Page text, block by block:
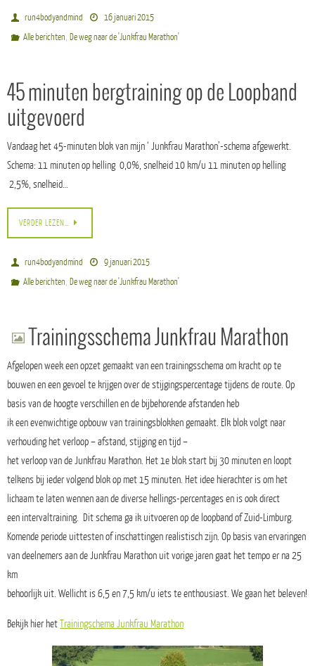
run4bodyandmind
16 januari 2015
Alle berichten,De weg naar de 'Junkfrau Marathon'
45 minuten bergtraining op de Loopband
uitgevoerd
Vandaag het 45-minuten blok van mijn ‘ Junkfrau Marathon’-schema afgewerkt.
Schema: 11 minuten op helling 0,0%, snelheid 10 km/u 11 minuten op helling
2,5%, snelheid…
VERDER LEZEN…
run4bodyandmind
9 januari 2015
Alle berichten,De weg naar de 'Junkfrau Marathon'
Trainingsschema Junkfrau Marathon
Afgelopen week een opzet gemaakt van een trainingsschema om kracht op te
bouwen en een gevoel te krijgen over de stijgingspercentage tijdens de route. Op
basis van de hoogte verschillen en de bijbehorende afstanden heb
ik een evenwichtige opbouw van trainingsblokken gemaakt. Elk blok volgt naar
verhouding het verloop – afstand, stijging en tijd –
het verloop van de Junkfrau Marathon. Het 1e blok start bij 30 minuten en loopt
telkens bij ieder volgend blok op met 15 minuten. Het idee hierachter is om het
lichaam te laten wennen aan de diverse hellings-percentages en is ook direct
een intervaltraining. Dit schema ga ik uitvoeren op de loopband of Zuid-Limburg.
Komende periode uittesten of inschattingen realistisch zijn. Op basis van ervaringen
van deelnemers aan de Junkfrau Marathon uit vorige jaren gaat het tempo er na 25
km
behoorlijk uit. Wellicht is 6,5 en 7,5 km/u iets te enthousiast. We gaan het beleven!
Bekijk hier hetTrainingschema Junkfrau Marathon